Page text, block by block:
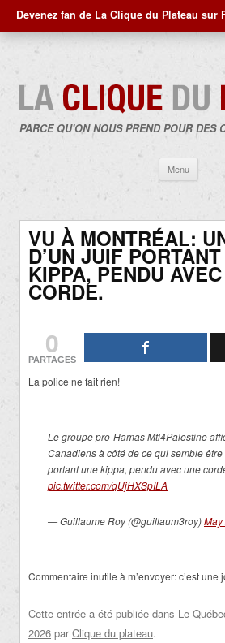
Devenez fan de La Clique du Plateau sur
PARCE QU'ON NOUS PREND POUR DES
Menu
VU À MONTRÉAL:
D’UN JUIF
KIPPA, PENDU
CORDE.
0
PARTAGES
La police ne fait rien!
Le groupe pro-Hamas Mtl4Palestine
Canadiens à côté de ce qui semble être
portant une kippa, pendu avec une
pic.twitter.com/qUjHXSpILA
— Guillaume Roy (@guillaum3roy)
Commentaire inutile à m’envoyer: c’est une
Cette entrée a été publiée dans Le
2026 par Clique du plateau.